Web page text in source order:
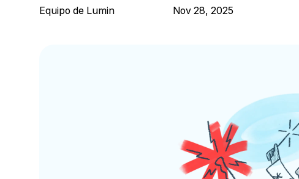
Equipo de Lumin Nov 28, 2025